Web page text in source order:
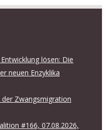
lösen: Die
neuen Enzyklika
der Zwangsmigration
#166, 07.08.2026,